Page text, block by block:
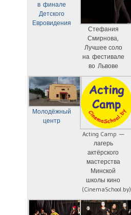
в финале
Детского
Евровидения
Стефания
Смирнова,
Лучшее соло
на фестивале
во Львове
Молодёжный
центр
Acting Camp —
лагерь
актёрского
мастерства
Минской
школы кино
(CinemaSchool.by)